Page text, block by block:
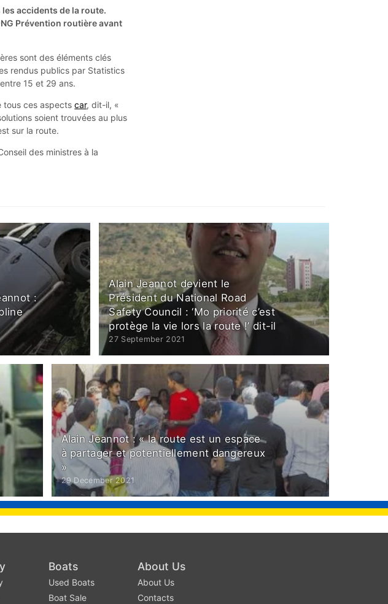
accidents de la route.
Prévention routière avant
sont des éléments clés
rendus publics par Statistics
15 et 29 ans.
tous ces aspectscar, dit-il, «
soient trouvées au plus
sur la route.
des ministres à la
:
Alain Jeannot devient le
Président du National Road
Safety Council : ‘Mo priorité c’est
protège la vie lors la route !’ dit-il
27 September 2021
Alain Jeannot : « la route est un espace
à partager et potentiellement dangereux
»
29 December 2021
Boats
Used Boats
Boat Sale
About Us
About Us
Contacts